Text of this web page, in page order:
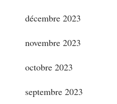
décembre 2023
novembre 2023
octobre 2023
septembre 2023